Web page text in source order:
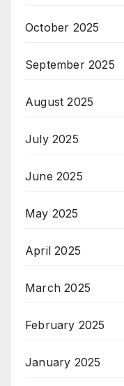
October 2025
September 2025
August 2025
July 2025
June 2025
May 2025
April 2025
March 2025
February 2025
January 2025